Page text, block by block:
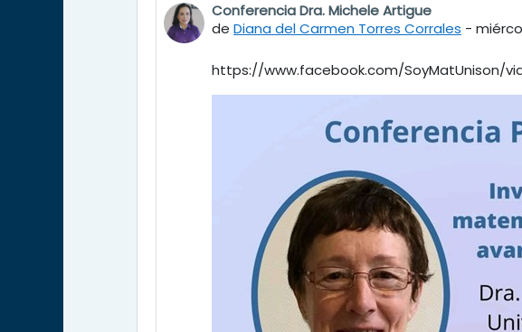
Conferencia Dra. Michele Artigue
de Diana del Carmen Torres Corrales -
Número de respuestas: 0
https://www.facebook.com/SoyMatUnison/